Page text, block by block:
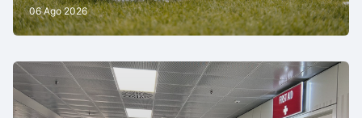
06 Ago 2026